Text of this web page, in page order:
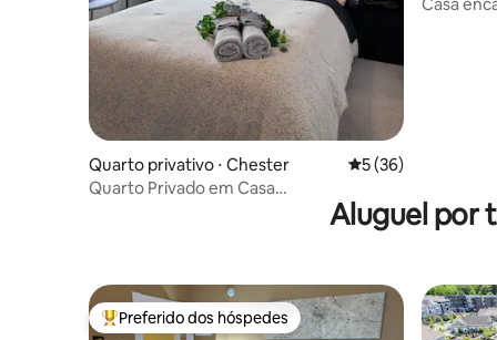
Quarto privativo ⋅ Chester 5 de uma avaliação
5 (36)
Quarto Privado em Casa
Compartilhada/Moderna I-95 & Fort LeeAluguel por
Entre os melhores preferidos dos hóspedes
Preferido dos hóspedes